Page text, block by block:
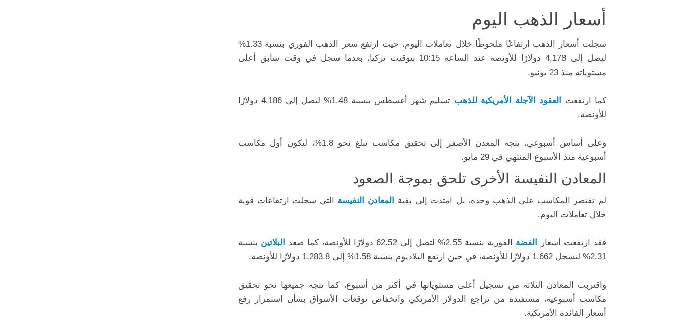
أسعار الذهب اليوم
سجلت أسعار الذهب ارتفاعًا ملحوظًا خلال تعاملات اليوم، حيث ارتفع سعر الذهب الفوري بنسبة 1.33%
ليصل إلى 4,178 دولارًا للأونصة عند الساعة 10:15 بتوقيت تركيا، بعدما سجل في وقت سابق أعلى
مستوياته منذ 23 يونيو.
كما ارتفعت العقود الآجلة الأمريكية للذهب
تسليم شهر أغسطس بنسبة 1.48% لتصل إلى 4,186 دولارًا
للأونصة.
وعلى أساس أسبوعي، يتجه المعدن الأصفر إلى تحقيق مكاسب تبلغ نحو 1.8%، لتكون أول مكاسب
أسبوعية منذ الأسبوع المنتهي في 29 مايو.
المعادن النفيسة الأخرى تلحق بموجة الصعود
لم تقتصر المكاسب على الذهب وحده، بل امتدت إلى بقية المعادن النفيسة التي سجلت ارتفاعات قوية
خلال تعاملات اليوم.
فقد ارتفعت أسعار الفضة الفورية بنسبة 2.55% لتصل إلى 62.52 دولارًا للأونصة، كما صعد البلاتين بنسبة
2.31% ليسجل 1,662 دولارًا للأونصة، في حين ارتفع البلاديوم بنسبة 1.58% إلى 1,283.8 دولارًا للأونصة.
واقتربت المعادن الثلاثة من تسجيل أعلى مستوياتها في أكثر من أسبوع، كما تتجه جميعها نحو تحقيق
مكاسب أسبوعية، مستفيدة من تراجع الدولار الأمريكي وانخفاض توقعات الأسواق بشأن استمرار رفع
أسعار الفائدة الأمريكية.